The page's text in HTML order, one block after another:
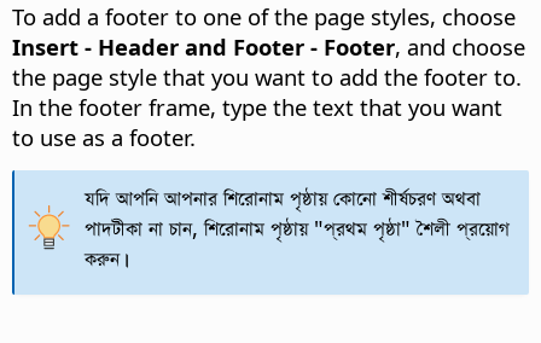
To add a footer to one of the page styles, choose
Insert - Header and Footer - Footer, and choose
the page style that you want to add the footer to.
In the footer frame, type the text that you want
to use as a footer.
যদি আপনি আপনার শিরোনাম পৃষ্ঠায় কোনো শীর্ষচরণ অথবা
পাদটীকা না চান, শিরোনাম পৃষ্ঠায় "প্রথম পৃষ্ঠা" শৈলী প্রয়োগ
করুন।